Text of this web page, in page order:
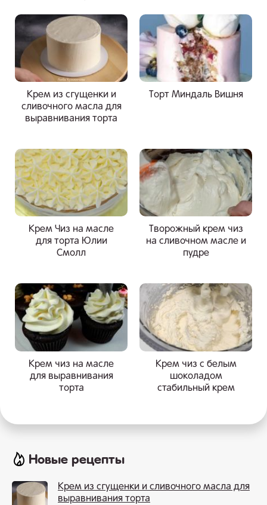
Крем из сгущенки и
сливочного масла для
выравнивания торта
Торт Миндаль Вишня
Крем Чиз на масле
для торта Юлии
Смолл
Творожный крем чиз
на сливочном масле и
пудре
Крем чиз на масле
для выравнивания
торта
Крем чиз с белым
шоколадом
стабильный крем
Новые рецепты
Крем из сгущенки и сливочного масла для
выравнивания торта